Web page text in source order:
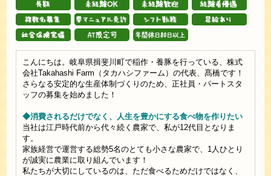
こんにちは。岐阜県揖斐川町で稲作・養豚を行っている、株式
会社Takahashi Farm（タカハシファーム）の代表、髙橋です！
さらなる安定的な生産体制づくりのため、正社員・パートスタ
ッフの募集を始めました！
◆消費されるだけでなく、人生を豊かにする食べ物を作りたい
当社は江戸時代前から代々続く農家で、私が12代目となりま
す。
家族経営で運営する総勢5名のとても小さな農家で、1人ひとり
が誠実に農業に取り組んでいます！
私たちが大切にしているのは、ただ食べるためだけではなく、